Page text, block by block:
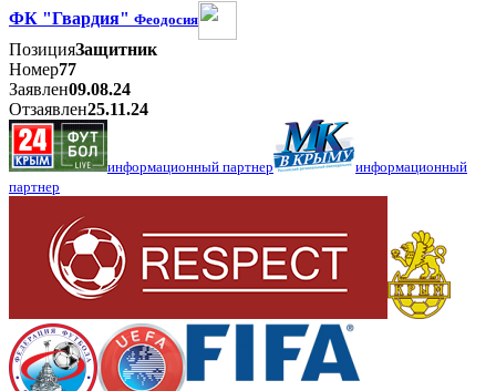
ФК "Гвардия" Феодосия
ПозицияЗащитник
Номер77
Заявлен09.08.24
Отзаявлен25.11.24
информационный партнер
информационный
партнер